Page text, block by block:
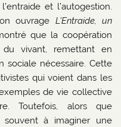
et l’autogestion.
ouvrage L’Entraide, un
que la coopération
vivant, remettant en
sociale nécessaire. Cette
qui voient dans les
de vie collective
Toutefois, alors que
souvent à imaginer une